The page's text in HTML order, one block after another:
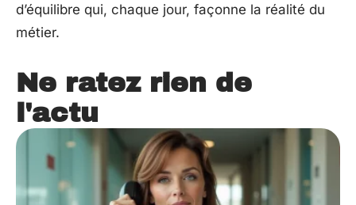
d’équilibre qui, chaque jour, façonne la réalité du
métier.
Ne ratez rien de
l'actu